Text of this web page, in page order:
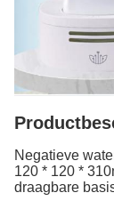
Negatieve
120 * 120 *
draagbare